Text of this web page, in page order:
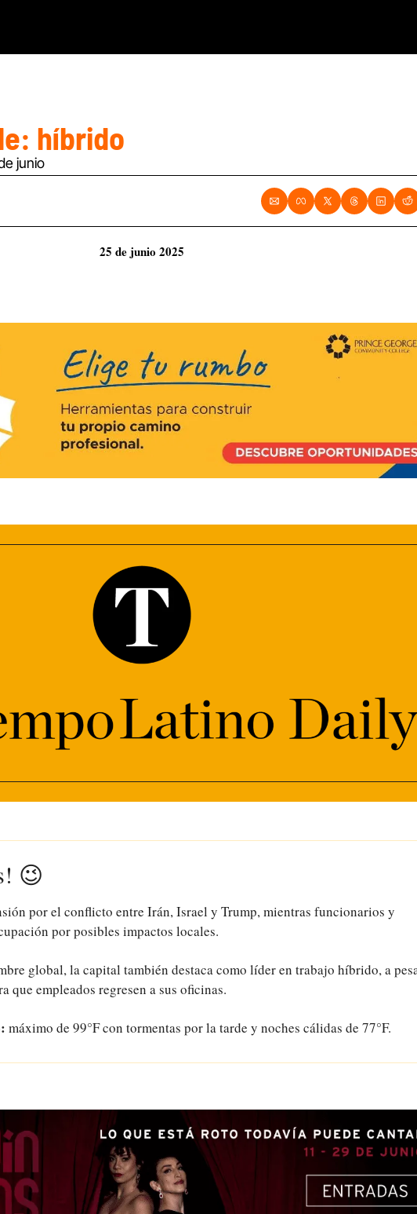
híbrido
junio
25 de junio 2025
😉
por el conflicto entre Irán, Israel y Trump, mientras funcionarios y
por posibles impactos locales.
global, la capital también destaca como líder en trabajo híbrido, a
que empleados regresen a sus oficinas.
máximo de 99°F con tormentas por la tarde y noches cálidas de 77°F.